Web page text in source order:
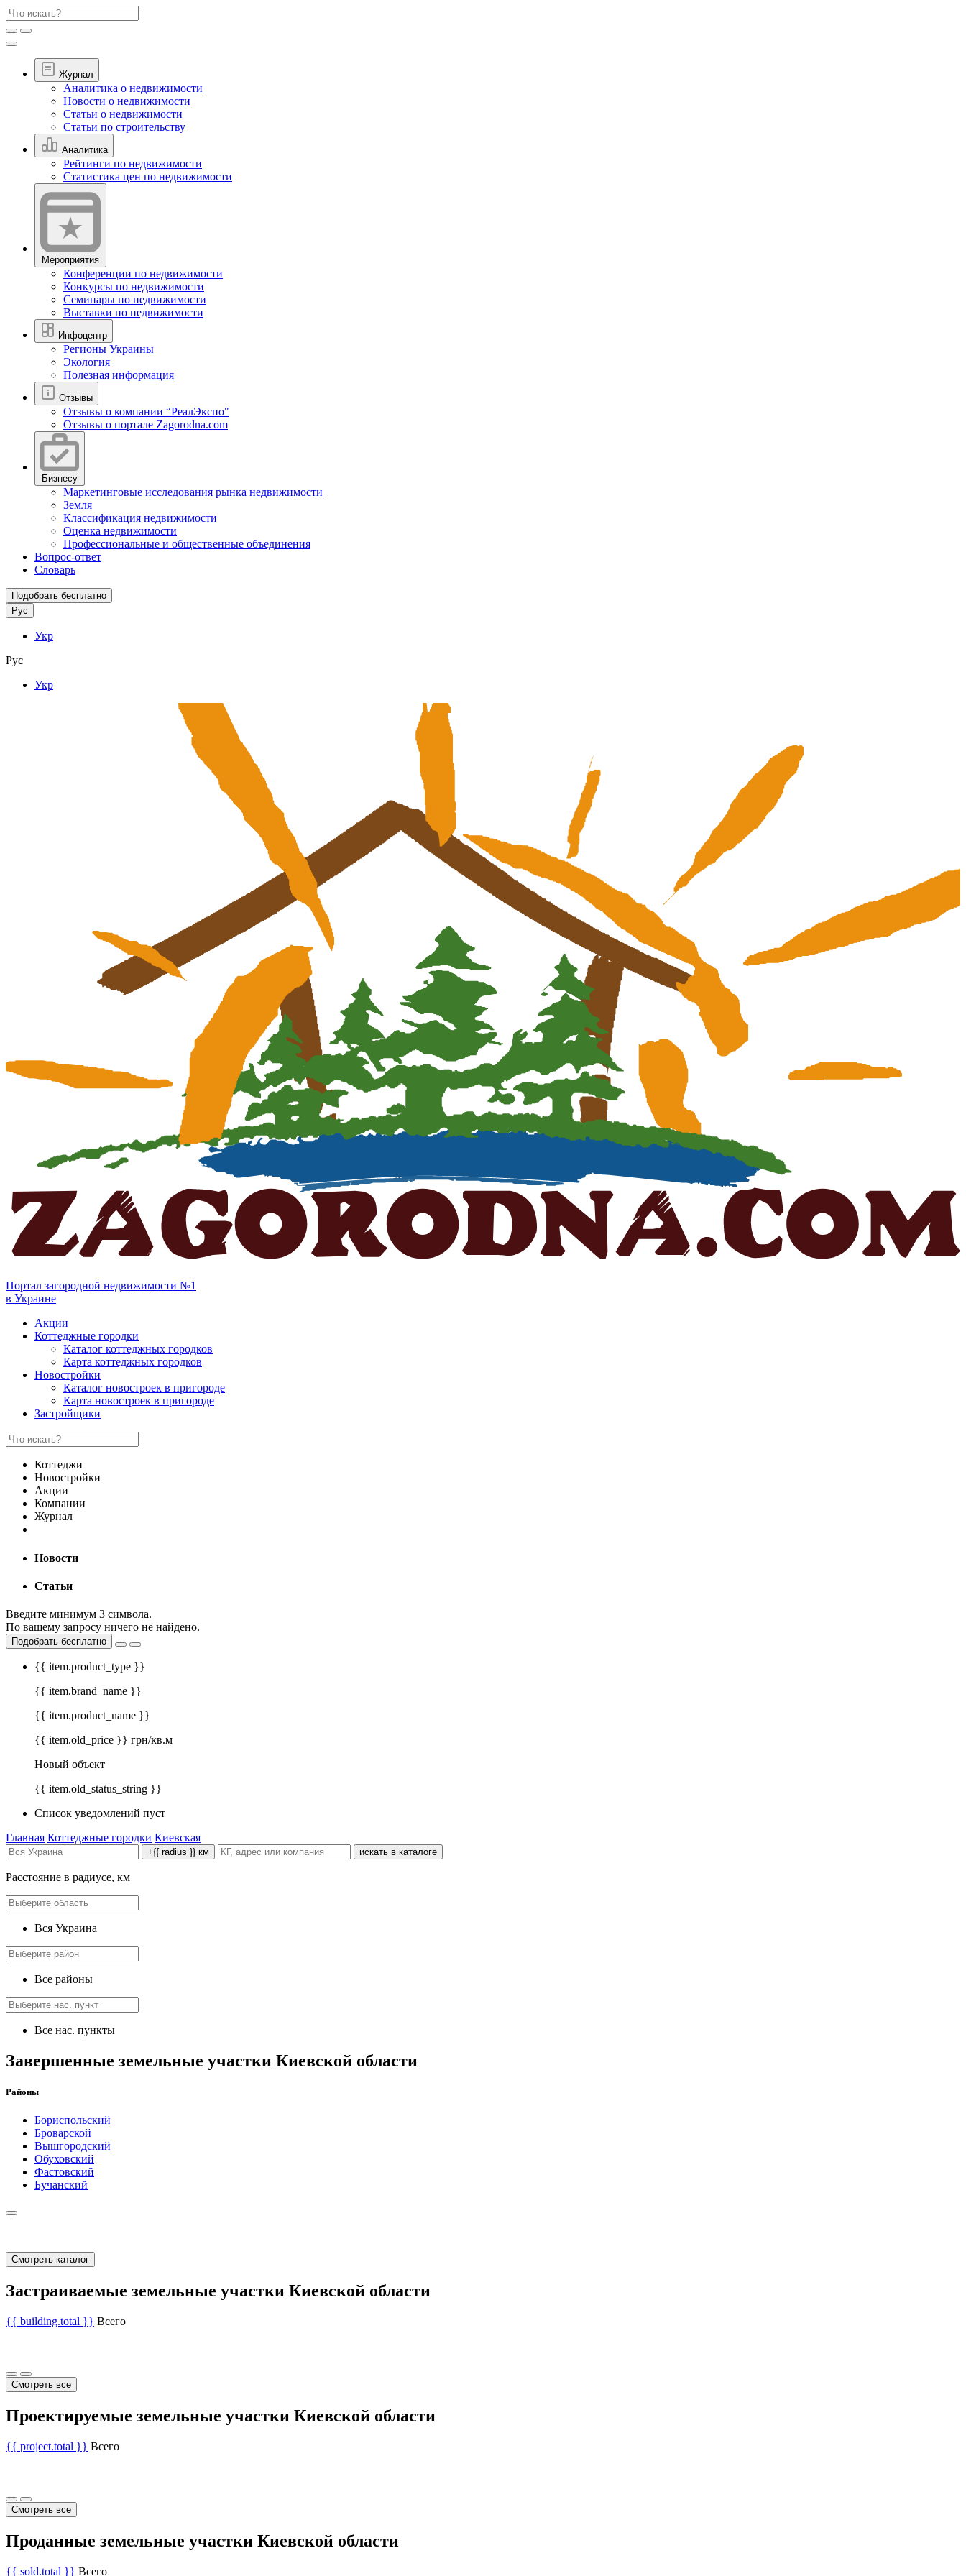
Журнал
Аналитика о недвижимости
Новости о недвижимости
Статьи о недвижимости
Статьи по строительству
Аналитика
Рейтинги по недвижимости
Статистика цен по недвижимости
Мероприятия
Конференции по недвижимости
Конкурсы по недвижимости
Семинары по недвижимости
Выставки по недвижимости
Инфоцентр
Регионы Украины
Экология
Полезная информация
Отзывы
Отзывы о компании “РеалЭкспо"
Отзывы о портале Zagorodna.com
Бизнесу
Маркетинговые исследования рынка недвижимости
Земля
Классификация недвижимости
Оценка недвижимости
Профессиональные и общественные объединения
Вопрос-ответ
Словарь
Подобрать бесплатно
Рус
Укр
Рус
Укр
Портал загородной недвижимости №1
в Украине
Акции
Коттеджные городки
Каталог коттеджных городков
Карта коттеджных городков
Новостройки
Каталог новостроек в пригороде
Карта новостроек в пригороде
Застройщики
Коттеджи
Новостройки
Акции
Компании
Журнал
Новости
Статьи
Введите минимум 3 символа.
По вашему запросу ничего не найдено.
Подобрать бесплатно
{{ item.product_type }}
{{ item.brand_name }}
{{ item.product_name }}
{{ item.old_price }} грн/кв.м
Новый объект
{{ item.old_status_string }}
Список уведомлений пуст
Главная Коттеджные городки Киевская
+{{ radius }} км искать в каталоге
Расстояние в радиусе, км
Вся Украина
Все районы
Все нас. пункты
Завершенные земельные участки Киевской области
Районы
Бориспольский
Броварской
Вышгородский
Обуховский
Фастовский
Бучанский
Смотреть каталог
Застраиваемые земельные участки Киевской области
{{ building.total }} Всего
Смотреть все
Проектируемые земельные участки Киевской области
{{ project.total }} Всего
Смотреть все
Проданные земельные участки Киевской области
{{ sold.total }} Всего